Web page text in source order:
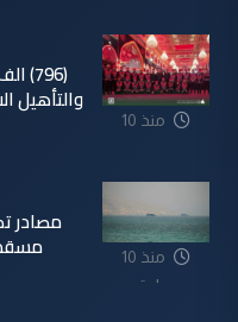
منذ 10
والتأهيل
منذ 10
ساعة
مصادر